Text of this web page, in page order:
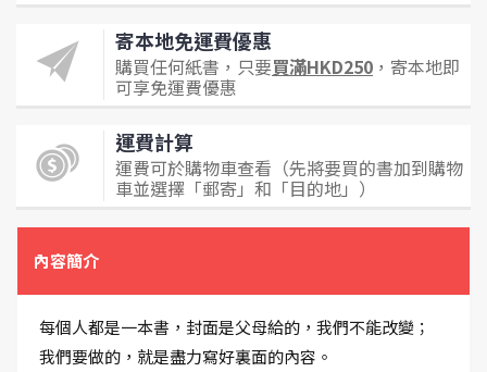
寄本地免運費優惠
購買任何紙書，只要買滿HKD250 ，寄本地即
可享免運費優惠
運費計算
運費可於購物車查看（先將要買的書加到購物
車並選擇「郵寄」和「目的地」）
內容簡介
每個人都是一本書，封面是父母給的，我們不能改變；
我們要做的，就是盡力寫好裏面的內容。